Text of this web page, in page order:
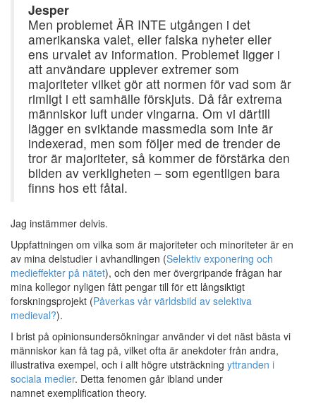
Jesper
Men problemet ÄR INTE utgången i det
amerikanska valet, eller falska nyheter eller
ens urvalet av information. Problemet ligger i
att användare upplever extremer som
majoriteter vilket gör att normen för vad som är
rimligt i ett samhälle förskjuts. Då får extrema
människor luft under vingarna. Om vi därtill
lägger en sviktande massmedia som inte är
indexerad, men som följer med de trender de
tror är majoriteter, så kommer de förstärka den
bilden av verkligheten – som egentligen bara
finns hos ett fåtal.
Jag instämmer delvis.
Uppfattningen om vilka som är majoriteter och minoriteter är en
av mina delstudier i avhandlingen (Selektiv exponering och
medieffekter på nätet), och den mer övergripande frågan har
mina kollegor nyligen fått pengar till för ett långsiktigt
forskningsprojekt (Påverkas vår världsbild av selektiva
medieval?).
I brist på opinionsundersökningar använder vi det näst bästa vi
människor kan få tag på, vilket ofta är anekdoter från andra,
illustrativa exempel, och i allt högre utsträckning yttranden i
sociala medier. Detta fenomen går ibland under
namnet exemplification theory.